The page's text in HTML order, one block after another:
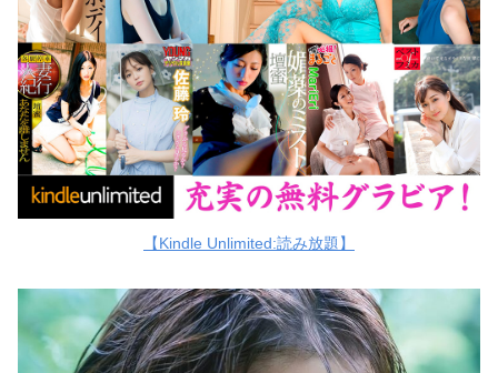
【Kindle Unlimited:読み放題】